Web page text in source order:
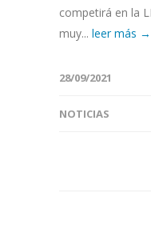
competirá en la
muy... leer más →
28/09/2021
NOTICIAS